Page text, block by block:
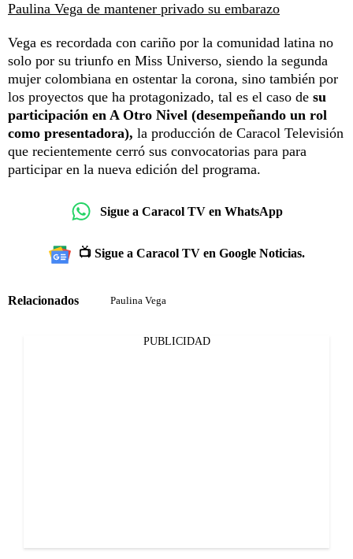
Paulina Vega de mantener privado su embarazo
Vega es recordada con cariño por la comunidad latina no
solo por su triunfo en Miss Universo, siendo la segunda
mujer colombiana en ostentar la corona, sino también por
los proyectos que ha protagonizado, tal es el caso de su
participación en A Otro Nivel (desempeñando un rol
como presentadora), la producción de Caracol Televisión
que recientemente cerró sus convocatorias para para
participar en la nueva edición del programa.
Sigue a Caracol TV en WhatsApp
📺 Sigue a Caracol TV en Google Noticias.
Relacionados Paulina Vega
PUBLICIDAD